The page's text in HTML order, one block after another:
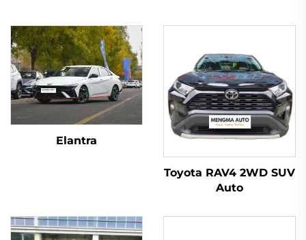
Elantra
Toyota RAV4 2WD SUV
Auto